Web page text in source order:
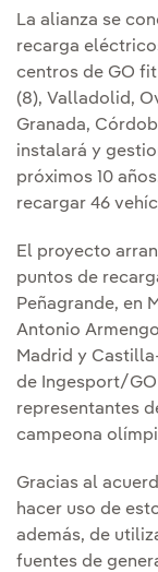
La alianza se
recarga
centros de GO
(8), Valladolid,
Granada,
instalará y
próximos 10
recargar 46
El proyecto
puntos de
Peñagrande, en
Antonio
Madrid y
de Ingesport/
representantes
campeona
Gracias al
hacer uso de
además, de
fuentes de